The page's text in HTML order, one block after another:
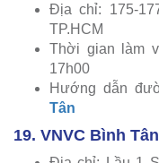
Địa chỉ: 175-
TP.HCM
Thời gian làm
17h00
Hướng dẫn
Tân
19. VNVC Bình